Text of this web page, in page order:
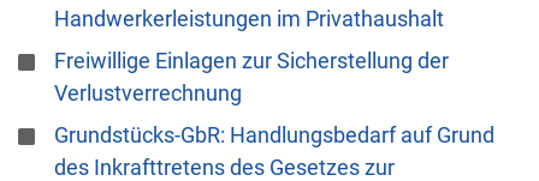
Handwerkerleistungen im Privathaushalt
Freiwillige Einlagen zur Sicherstellung der
Verlustverrechnung
Grundstücks-GbR: Handlungsbedarf auf Grund
des Inkrafttretens des Gesetzes zur